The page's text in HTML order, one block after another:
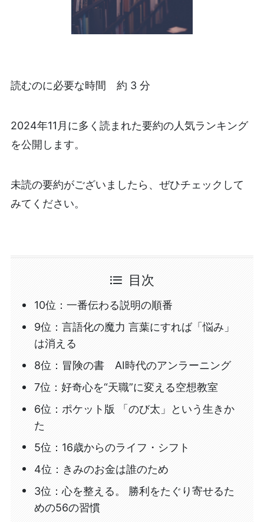
読むのに必要な時間 約 3 分
2024年11月に多く読まれた要約の人気ランキング
を公開します。
未読の要約がございましたら、ぜひチェックして
みてください。
目次
10位：一番伝わる説明の順番
9位：言語化の魔力 言葉にすれば「悩み」
は消える
8位：冒険の書 AI時代のアンラーニング
7位：好奇心を“天職”に変える空想教室
6位：ポケット版 「のび太」という生きか
た
5位：16歳からのライフ・シフト
4位：きみのお金は誰のため
3位：心を整える。 勝利をたぐり寄せるた
めの56の習慣